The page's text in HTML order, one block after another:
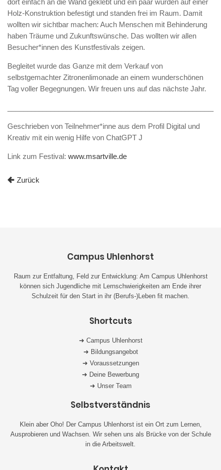
dort einfach an die Wand geklebt und ein paar wurden auf einer
Holz-Konstruktion befestigt und standen frei im Raum. Damit
wollten wir sichtbar machen: Auch Menschen mit Behinderung
haben Träume und Zukunftswünsche. Das wollten wir allen
Besucher*innen des Kunstfestivals zeigen.
Begleitet wurde das Ganze mit dem Verkauf von
selbstgemachter Zitronenlimonade an einem wunderschönen
Tag voller Begegnungen. Wir freuen uns auf das nächste Jahr.
Geschrieben von Teilnehmer*inne aus dem Profil Digital und
Kreativ mit ein wenig Hilfe von ChatGPT J
Link zum Festival: www.msartville.de
Zurück
Campus Uhlenhorst
Raum zur Entfaltung, Feld zur Entwicklung: Am Campus Uhlenhorst
können sich Jugendliche mit Lernschwierigkeiten am Ende ihrer
Schulzeit für den Start in ihr (Berufs-)Leben fit machen.
Shortcuts
➜ Campus Uhlenhorst
➜ Bildungsangebot
➜ Voraussetzungen
➜ Deine Bewerbung
➜ Unser Team
Selbstverständnis
Klein aber Oho! Der Campus Uhlenhorst ist ein Ort zum Lernen,
Ausprobieren und Wachsen. Wir sehen uns als Brücke von der Schule
in die Arbeitswelt.